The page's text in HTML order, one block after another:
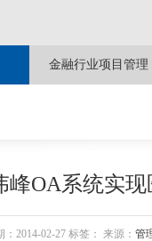
金融行业项目管理
峰OA系统实
：2014-02-27 标签： 来源： 管